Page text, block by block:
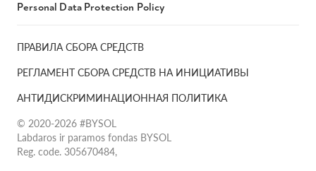
ПРАВИЛА СБОРА СРЕДСТВ
РЕГЛАМЕНТ СБОРА СРЕДСТВ НА ИНИЦИАТИВЫ
АНТИДИСКРИМИНАЦИОННАЯ ПОЛИТИКА
© 2020-2026 #BYSOL
Labdaros ir paramos fondas BYSOL
Reg. code. 305670484,
Personal Data Protection Policy